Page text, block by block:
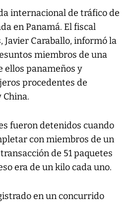
internacional de tráfico de
en Panamá. El fiscal
Javier Caraballo, informó la
miembros de una
ellos panameños y
procedentes de
China.
fueron detenidos cuando
con miembros de un
de 51 paquetes
era de un kilo cada uno.
en un concurrido